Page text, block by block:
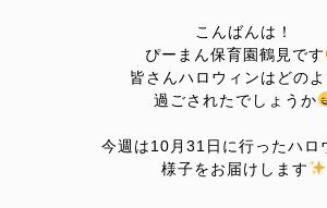
こんばんは！
ぴーまん保育園鶴見です
皆さんハロウィンはどのよ
過ごされたでしょうか
今週は10月31日に行ったハロ
様子をお届けします